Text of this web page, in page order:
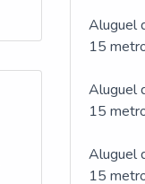
Aluguel
15
Aluguel
15
Aluguel
15